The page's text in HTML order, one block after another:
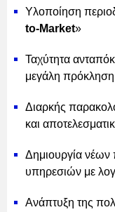
Υλοποίηση
to-Market»
Ταχύτητα
μεγάλη πρόκληση
Διαρκής
και
Δημιουργία νέων
υπηρεσιών με
Ανάπτυξη της